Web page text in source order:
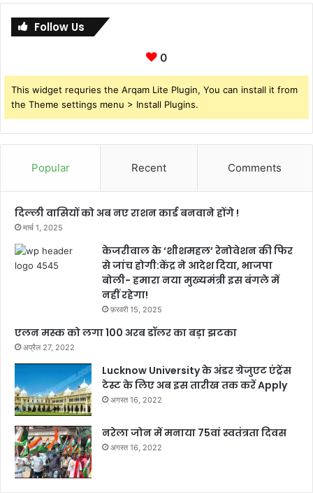
Follow Us
0
This widget requries the Arqam Lite Plugin, You can install it from
the Theme settings menu > Install Plugins.
Popular Recent Comments
दिल्ली वासियों को अब नए राशन कार्ड बनवाने होंगे !
मार्च 1, 2025
केजरीवाल के ‘शीशमहल’ रेनोवेशन की फिर
से जांच होगी:केंद्र ने आदेश दिया, भाजपा
बोली- हमारा नया मुख्यमंत्री इस बंगले में
नहीं रहेगा!
फ़रवरी 15, 2025
एलन मस्क को लगा 100 अरब डॉलर का बड़ा झटका
अप्रैल 27, 2022
Lucknow University के अंडर ग्रेजुएट एंट्रेंस
टेस्ट के लिए अब इस तारीख तक करें Apply
अगस्त 16, 2022
नरेला जोन में मनाया 75वां स्वतंत्रता दिवस
अगस्त 16, 2022